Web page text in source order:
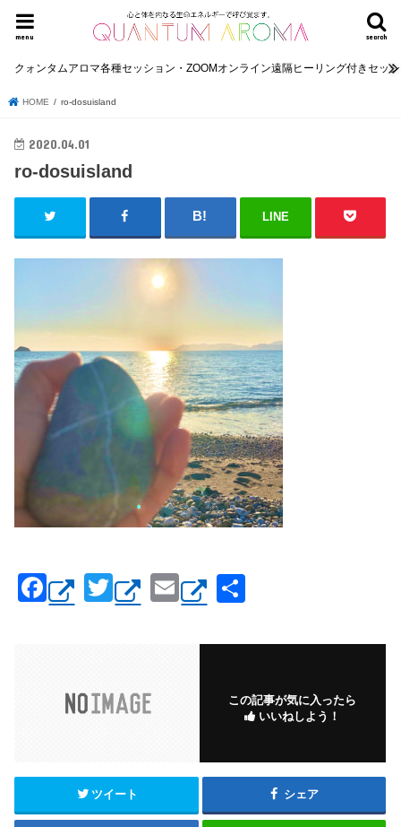
search
menu
クォンタムアロマ各種セッション・ZOOMオンライン遠隔ヒーリング付きセッ
HOME ro-dosuisland
2020.04.01
ro-dosuisland
LINE
F
a
T
wi
E
m
ail
この記事が気に入ったら
いいねしよう！
ツイート シェア